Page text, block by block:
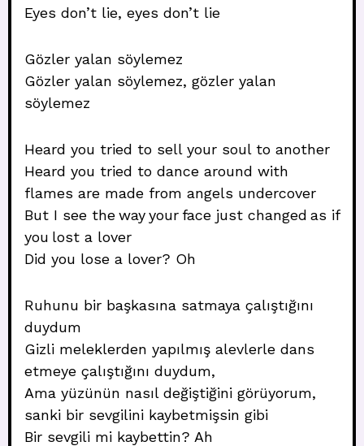
Eyes don’t lie, eyes don’t lie
Gözler yalan söylemez
Gözler yalan söylemez, gözler yalan
söylemez
Heard you tried to sell your soul to another
Heard you tried to dance around with
flames are made from angels undercover
But I see the way your face just changed as if
you lost a lover
Did you lose a lover? Oh
Ruhunu bir başkasına satmaya çalıştığını
duydum
Gizli meleklerden yapılmış alevlerle dans
etmeye çalıştığını duydum,
Ama yüzünün nasıl değiştiğini görüyorum,
sanki bir sevgilini kaybetmişsin gibi
Bir sevgili mi kaybettin? Ah